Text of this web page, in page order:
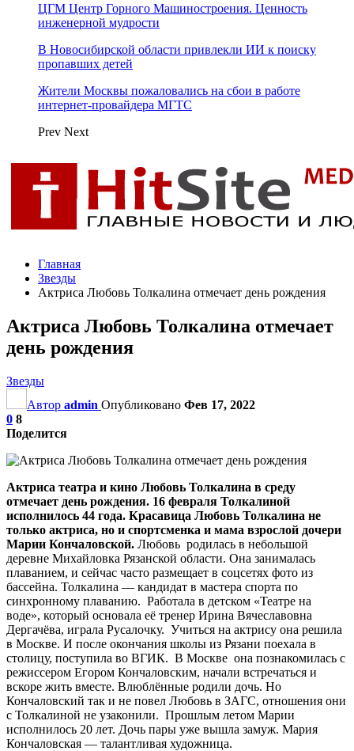
ЦГМ Центр Горного Машиностроения. Ценность
инженерной мудрости
В Новосибирской области привлекли ИИ к поиску
пропавших детей
Жители Москвы пожаловались на сбои в работе
интернет-провайдера МГТС
Prev Next
Главная
Звезды
Актриса Любовь Толкалина отмечает день рождения
Актриса Любовь Толкалина отмечает
день рождения
Звезды
Автор admin Опубликовано Фев 17, 2022
0 8
Поделится
Актриса театра и кино Любовь Толкалина в среду
отмечает день рождения. 16 февраля Толкалиной
исполнилось 44 года. Красавица Любовь Толкалина не
только актриса, но и спортсменка и мама взрослой дочери
Марии Кончаловской. Любовь родилась в небольшой
деревне Михайловка Рязанской области. Она занималась
плаванием, и сейчас часто размещает в соцсетях фото из
бассейна. Толкалина — кандидат в мастера спорта по
синхронному плаванию. Работала в детском «Театре на
воде», который основала её тренер Ирина Вячеславовна
Дергачёва, играла Русалочку. Учиться на актрису она решила
в Москве. И после окончания школы из Рязани поехала в
столицу, поступила во ВГИК. В Москве она познакомилась с
режиссером Егором Кончаловским, начали встречаться и
вскоре жить вместе. Влюблённые родили дочь. Но
Кончаловский так и не повел Любовь в ЗАГС, отношения они
с Толкалиной не узаконили. Прошлым летом Марии
исполнилось 20 лет. Дочь пары уже вышла замуж. Мария
Кончаловская — талантливая художница.